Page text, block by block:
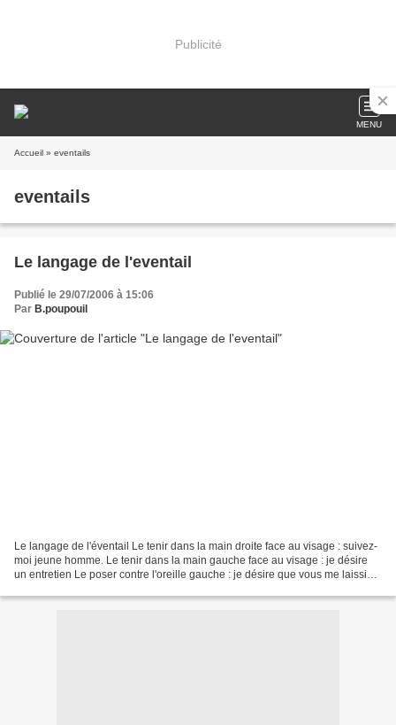
Publicité
MENU
Accueil » eventails
eventails
Le langage de l'eventail
Publié le 29/07/2006 à 15:06
Par B.poupouil
Le langage de l'éventail Le tenir dans la main droite face au visage : suivez-
moi jeune homme. Le tenir dans la main gauche face au visage : je désire
un entretien Le poser contre l'oreille gauche : je désire que vous me laissiez